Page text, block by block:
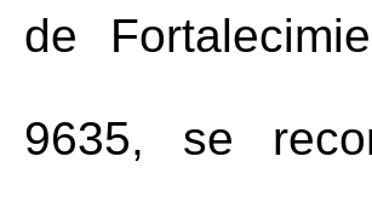
de
9635, se